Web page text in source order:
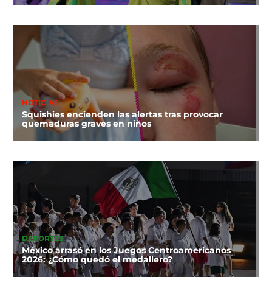
NOTICIAS
Squishies encienden las alertas tras provocar
quemaduras graves en niños
DEPORTES
México arrasó en los Juegos Centroamericanos
2026: ¿Cómo quedó el medallero?